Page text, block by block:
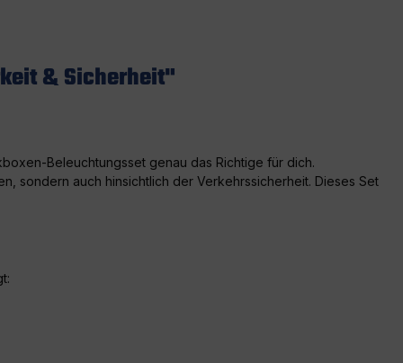
& Sicherheit"
Beleuchtungsset genau das Richtige für dich.
sondern auch hinsichtlich der Verkehrssicherheit. Dieses Set